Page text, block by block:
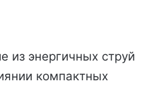
из энергичных струй
компактных